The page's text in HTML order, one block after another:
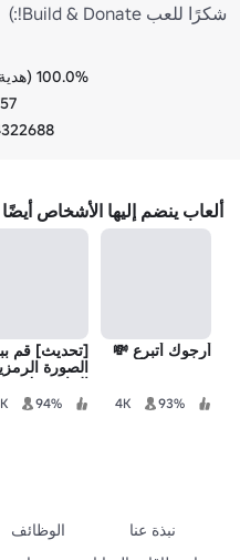
شكرًا للعب Build & Donate!:)
100.0% (هدية)
ألعاب ينضم إليها الأشخاص أيضًا
أرجوك أتبرع 💸
93%
4K
[تحديث] قم
الصورة
الخاصة بك
94%
نبذة عنا الوظائف